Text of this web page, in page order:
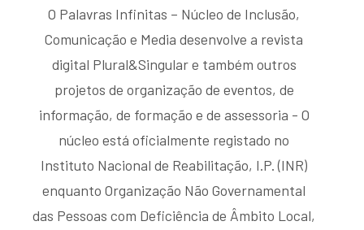
O Palavras Infinitas – Núcleo de Inclusão,
Comunicação e Media desenvolve a revista
digital Plural&Singular e também outros
projetos de organização de eventos, de
informação, de formação e de assessoria - O
núcleo está oficialmente registado no
Instituto Nacional de Reabilitação, I.P. (INR)
enquanto Organização Não Governamental
das Pessoas com Deficiência de Âmbito Local,